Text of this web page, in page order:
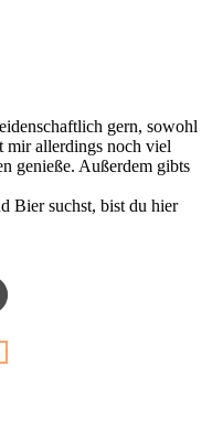
gern, sowohl
mir allerdings noch viel
genieße. Außerdem gibts
Bier suchst, bist du hier